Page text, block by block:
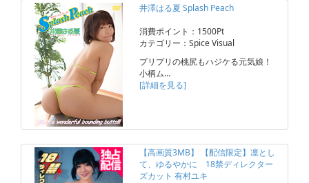
井澤はる夏 Splash Peach
消費ポイント：1500Pt
カテゴリー：Spice Visual
プリプリの桃尻もハジケる元気娘！
小柄ム…
[詳細を見る]
【高画質3MB】 【配信限定】凛とし
て、ゆるやかに 18禁ディレクター
ズカット 有村ユキ